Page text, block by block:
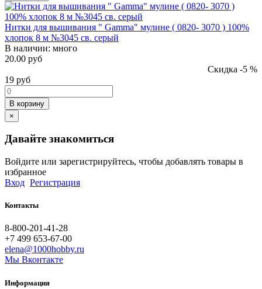
Нитки для вышивания " Gamma" мулине ( 0820- 3070 ) 100%
хлопок 8 м №3045 св. серый
В наличии: много
20.00 руб
Скидка -5 %
19 руб
В корзину
×
Давайте знакомиться
Войдите или зарегистрируйтесь, чтобы добавлять товары в
избранное
Вход Регистрация
Контакты
8-800-201-41-28
+7 499 653-67-00
elena@1000hobby.ru
Мы Вконтакте
Информация